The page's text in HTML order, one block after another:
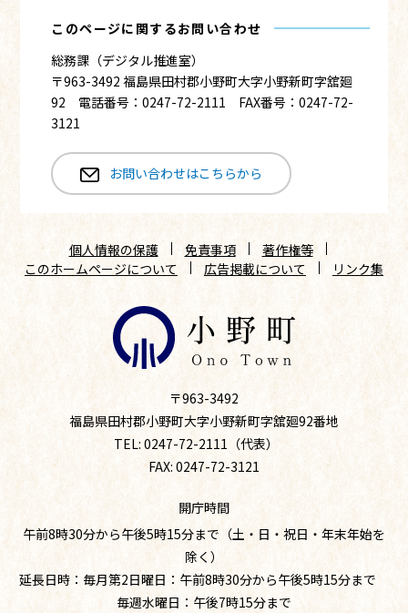
このページに関するお問い合わせ
総務課（デジタル推進室）
〒963-3492 福島県田村郡小野町大字小野新町字舘廻
92 電話番号：0247-72-2111 FAX番号：0247-72-
3121
お問い合わせはこちらから
個人情報の保護 免責事項
著作権等
このホームページについて
広告掲載について リンク集
〒963-3492
福島県田村郡小野町大字小野新町字舘廻92番地
TEL: 0247-72-2111（代表）
FAX: 0247-72-3121
開庁時間
午前8時30分から午後5時15分まで（土・日・祝日・年末年始を
除く）
延長日時：毎月第2日曜日：午前8時30分から午後5時15分まで
毎週水曜日：午後7時15分まで